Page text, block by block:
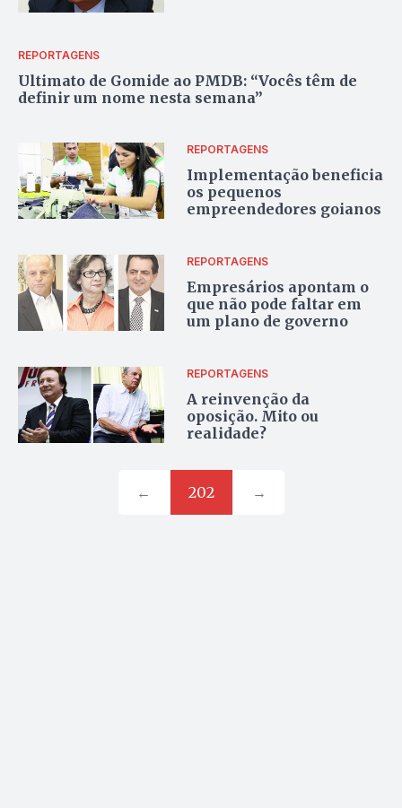
REPORTAGENS
Ultimato de Gomide ao PMDB: “Vocês têm de
definir um nome nesta semana”
REPORTAGENS
Implementação beneficia
os pequenos
empreendedores goianos
REPORTAGENS
Empresários apontam o
que não pode faltar em
um plano de governo
REPORTAGENS
A reinvenção da
oposição. Mito ou
realidade?
← 202 →